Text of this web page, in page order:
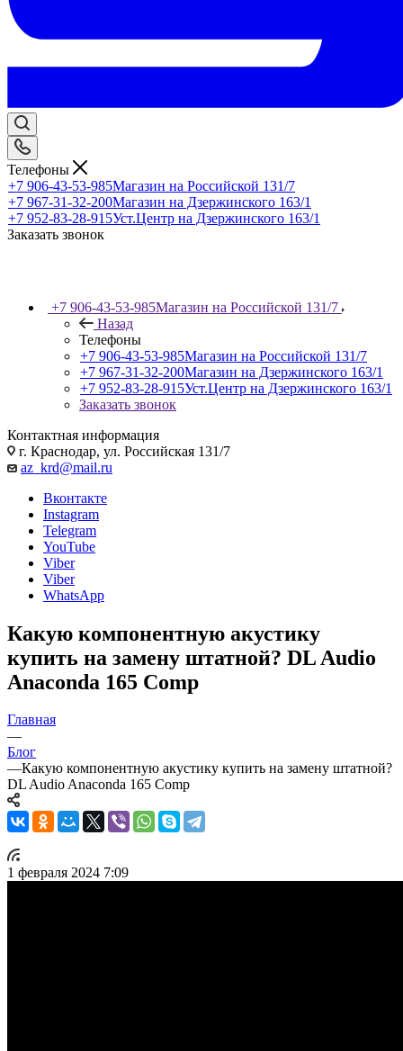
Телефоны
+7 906-43-53-985Магазин на Российской 131/7
+7 967-31-32-200Магазин на Дзержинского 163/1
+7 952-83-28-915Уст.Центр на Дзержинского 163/1
Заказать звонок
+7 906-43-53-985Магазин на Российской 131/7
Назад
Телефоны
+7 906-43-53-985Магазин на Российской 131/7
+7 967-31-32-200Магазин на Дзержинского 163/1
+7 952-83-28-915Уст.Центр на Дзержинского 163/1
Заказать звонок
Контактная информация
г. Краснодар, ул. Российская 131/7
az_krd@mail.ru
Вконтакте
Instagram
Telegram
YouTube
Viber
Viber
WhatsApp
Какую компонентную акустику
купить на замену штатной? DL Audio
Anaconda 165 Comp
Главная
—
Блог
—Какую компонентную акустику купить на замену штатной?
DL Audio Anaconda 165 Comp
1 февраля 2024 7:09